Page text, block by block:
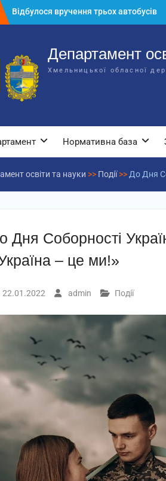
для потреб закладів освіти
Відбулося засідання колегії
державної адміністрації
Відбулась обласна нарада для
відповідальних за національно-
патріотичне виховання
Департамент
Хмельницької обласної
Нормативна база
освіти та науки >> Події>> До Дня
Дня Соборності
– це ми!»
22.01.2022 admin Події